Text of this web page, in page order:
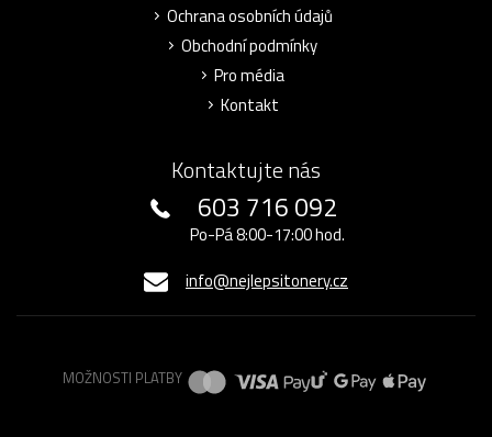
Ochrana osobních údajů
Obchodní podmínky
Pro média
Kontakt
Kontaktujte nás
603 716 092
Po-Pá 8:00-17:00 hod.
info@nejlepsitonery.cz
MOŽNOSTI PLATBY